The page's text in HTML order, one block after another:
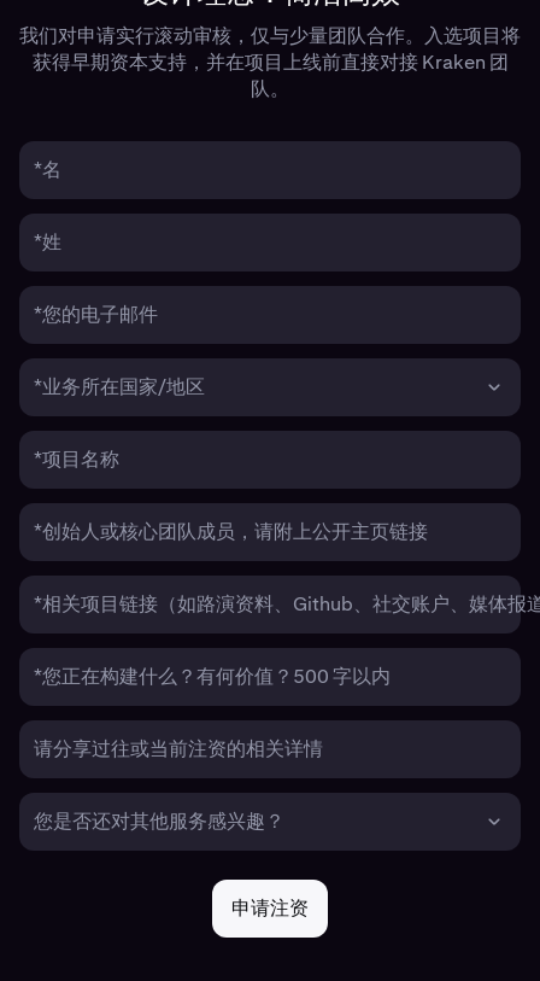
我们对申请实行滚动审核，仅与少量团队合作。入选项目将
获得早期资本支持，并在项目上线前直接对接 Kraken 团
队。
*名
*姓
*您的电子邮件
*业务所在国家/地区
*项目名称
*创始人或核心团队成员，请附上公开主页链接
*相关项目链接（如路演资料、Github、社交账户、媒体报
*您正在构建什么？有何价值？500 字以内
请分享过往或当前注资的相关详情
您是否还对其他服务感兴趣？
申请注资